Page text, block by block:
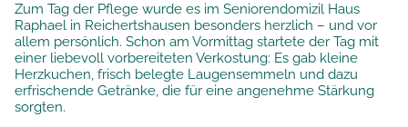
Zum Tag der Pflege wurde es im Seniorendomizil Haus
Raphael in Reichertshausen besonders herzlich – und vor
allem persönlich. Schon am Vormittag startete der Tag mit
einer liebevoll vorbereiteten Verkostung: Es gab kleine
Herzkuchen, frisch belegte Laugensemmeln und dazu
erfrischende Getränke, die für eine angenehme Stärkung
sorgten.